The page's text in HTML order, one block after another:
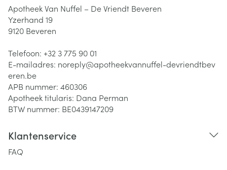
Apotheek Van Nuffel – De Vriendt Beveren
Yzerhand 19
9120 Beveren
Telefoon: +32 3 775 90 01
E-mailadres: noreply@apotheekvannuffel-devriendtbev
eren.be
APB nummer: 460306
Apotheek titularis: Dana Perman
BTW nummer: BE0439147209
Klantenservice
FAQ